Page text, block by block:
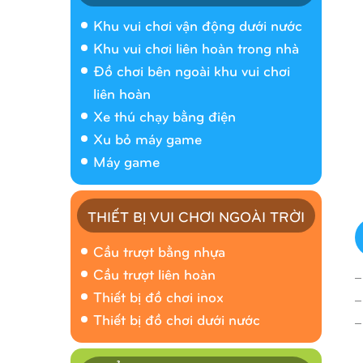
Khu vui chơi vận động dưới nước
Khu vui chơi liên hoàn trong nhà
Đồ chơi bên ngoài khu vui chơi
liên hoàn
Xe thú chạy bằng điện
Xu bỏ máy game
Máy game
THIẾT BỊ VUI CHƠI NGOÀI TRỜI
Cầu trượt bằng nhựa
Cầu trượt liên hoàn
Thiết bị đồ chơi inox
Thiết bị đồ chơi dưới nước